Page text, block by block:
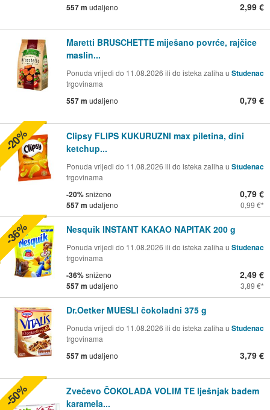
557 m udaljeno 2,99 €
Maretti BRUSCHETTE miješano povrće, rajčice
maslin...
Ponuda vrijedi do 11.08.2026 ili do isteka zaliha u Studenac
trgovinama
557 m udaljeno 0,79 €
Clipsy FLIPS KUKURUZNI max piletina, dini
ketchup...
Ponuda vrijedi do 11.08.2026 ili do isteka zaliha u Studenac
trgovinama
-20%sniženo
557 m udaljeno
0,79 €
0,99 €
-20%
Nesquik INSTANT KAKAO NAPITAK 200 g
Ponuda vrijedi do 11.08.2026 ili do isteka zaliha u Studenac
trgovinama
-36%sniženo
557 m udaljeno
2,49 €
3,89 €
-36%
Dr.Oetker MUESLI čokoladni 375 g
Ponuda vrijedi do 11.08.2026 ili do isteka zaliha u Studenac
trgovinama
557 m udaljeno 3,79 €
Zvečevo ČOKOLADA VOLIM TE lješnjak badem
karamela...
-50%